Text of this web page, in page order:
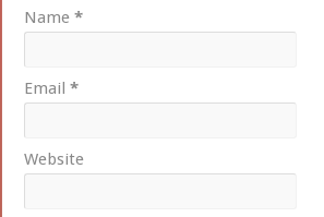
Name*
Email*
Website